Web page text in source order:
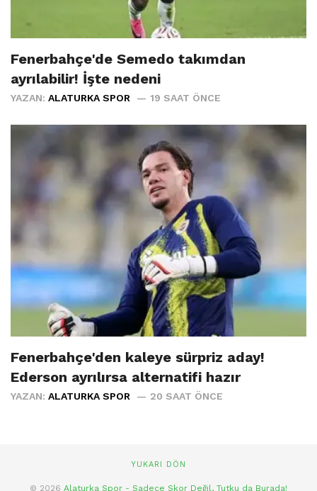
Fenerbahçe'de Semedo takımdan
ayrılabilir! İşte nedeni
YAZAN: ALATURKA SPOR 19 SAAT ÖNCE
Fenerbahçe'den kaleye sürpriz aday!
Ederson ayrılırsa alternatifi hazır
YAZAN: ALATURKA SPOR 20 SAAT ÖNCE
YUKARI DÖN
© 2026 Alaturka Spor - Sadece Skor Değil, Tutku da Burada!